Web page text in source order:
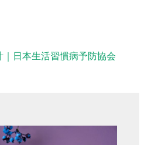
日本生活習慣病予防協会